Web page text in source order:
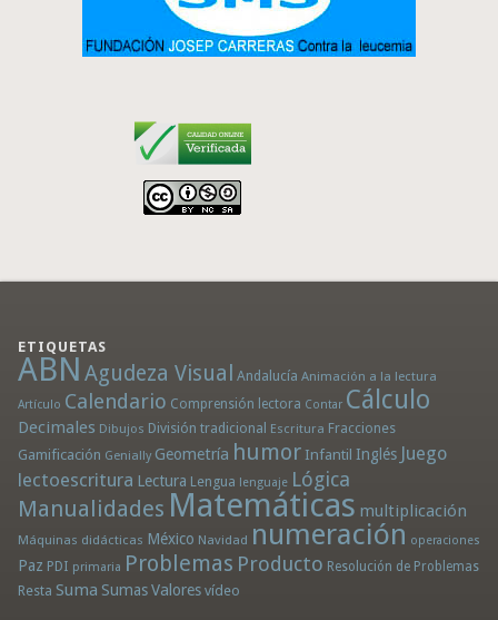
ETIQUETAS
ABN Agudeza Visual Andalucía Animación a la lectura
Artículo Calendario Comprensión lectora Contar Cálculo
Decimales Dibujos División tradicional Escritura Fracciones
Gamificación Genially Geometría humor Infantil Inglés Juego
lectoescritura Lectura Lengua lenguaje Lógica
Manualidades Matemáticas multiplicación
Máquinas didácticas México Navidad numeración operaciones
Paz PDI primaria Problemas Producto Resolución de Problemas
Resta Suma Sumas Valores vídeo